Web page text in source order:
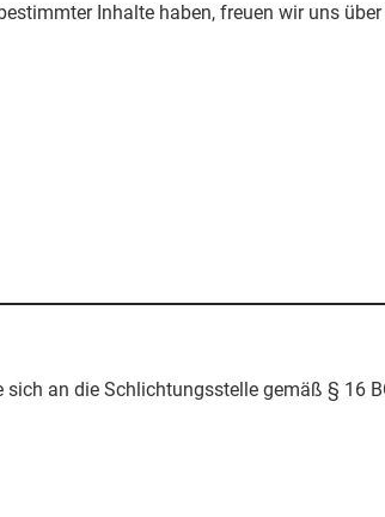
Inhalte haben, freuen wir uns
an die Schlichtungsstelle gemäß § 16